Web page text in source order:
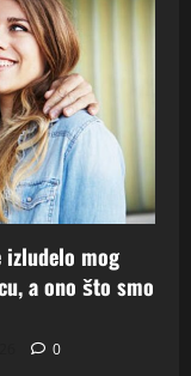
mog
a ono što smo
0